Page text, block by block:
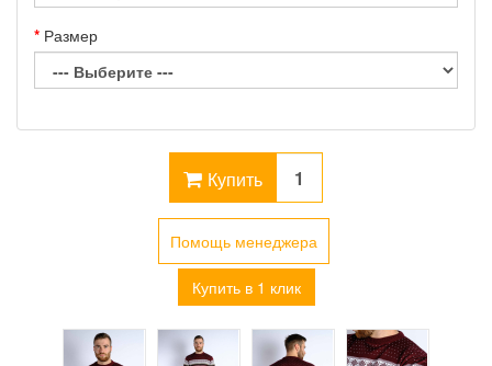
Размер
Купить
Помощь менеджера
Купить в 1 клик